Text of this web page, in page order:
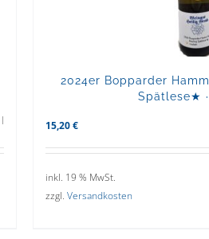
l
2024er Bopparder Hamm
Spätlese★
15,20 €
inkl. 19 % MwSt.
zzgl. Versandkosten